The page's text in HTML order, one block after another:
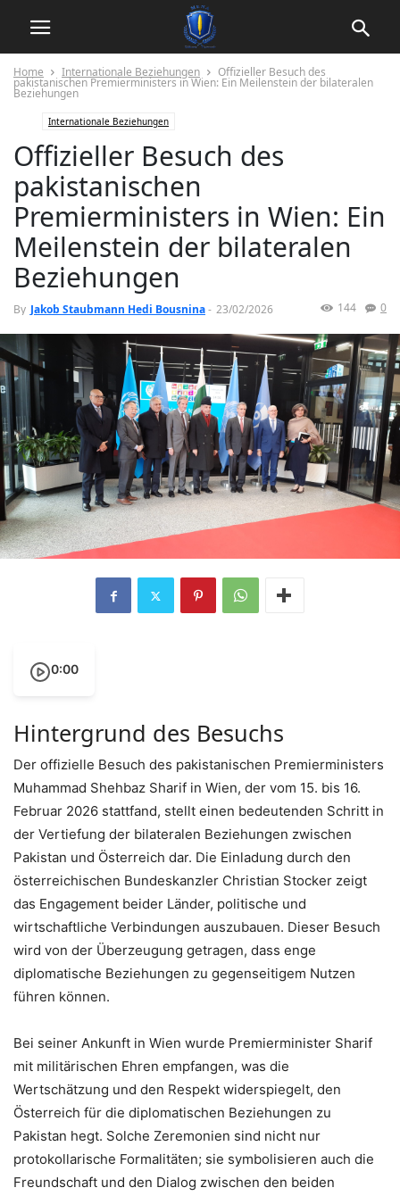
Home Internationale Beziehungen Offizieller Besuch des
pakistanischen Premierministers in Wien: Ein Meilenstein der bilateralen
Beziehungen
Internationale Beziehungen
Offizieller Besuch des
pakistanischen
Premierministers in Wien: Ein
Meilenstein der bilateralen
Beziehungen
By Jakob Staubmann Hedi Bousnina- 23/02/2026 0
144
0:00
Hintergrund des Besuchs
Der offizielle Besuch des pakistanischen Premierministers
Muhammad Shehbaz Sharif in Wien, der vom 15. bis 16.
Februar 2026 stattfand, stellt einen bedeutenden Schritt in
der Vertiefung der bilateralen Beziehungen zwischen
Pakistan und Österreich dar. Die Einladung durch den
österreichischen Bundeskanzler Christian Stocker zeigt
das Engagement beider Länder, politische und
wirtschaftliche Verbindungen auszubauen. Dieser Besuch
wird von der Überzeugung getragen, dass enge
diplomatische Beziehungen zu gegenseitigem Nutzen
führen können.
Bei seiner Ankunft in Wien wurde Premierminister Sharif
mit militärischen Ehren empfangen, was die
Wertschätzung und den Respekt widerspiegelt, den
Österreich für die diplomatischen Beziehungen zu
Pakistan hegt. Solche Zeremonien sind nicht nur
protokollarische Formalitäten; sie symbolisieren auch die
Freundschaft und den Dialog zwischen den beiden